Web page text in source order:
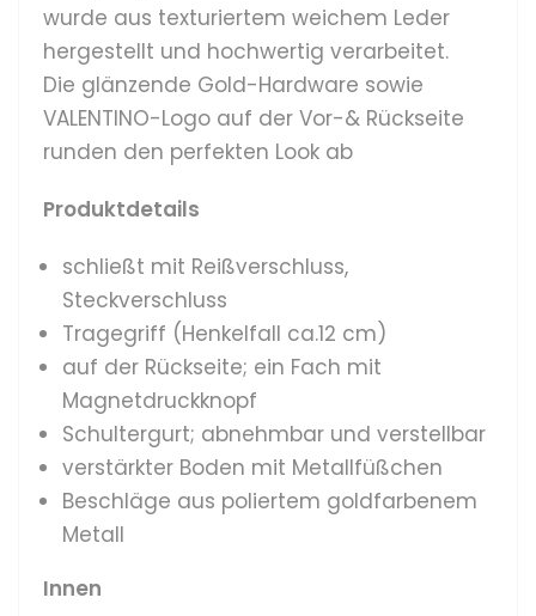
wurde aus texturiertem weichem Leder
hergestellt und hochwertig verarbeitet.
Die glänzende Gold-Hardware sowie
VALENTINO-Logo auf der Vor-& Rückseite
runden den perfekten Look ab
Produktdetails
schließt mit Reißverschluss,
Steckverschluss
Tragegriff (Henkelfall ca.12 cm)
auf der Rückseite; ein Fach mit
Magnetdruckknopf
Schultergurt; abnehmbar und verstellbar
verstärkter Boden mit Metallfüßchen
Beschläge aus poliertem goldfarbenem
Metall
Innen